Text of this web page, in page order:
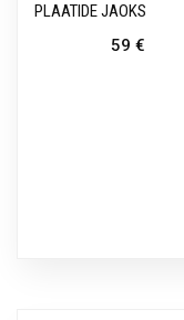
PLAATIDE JAOKS
59 €